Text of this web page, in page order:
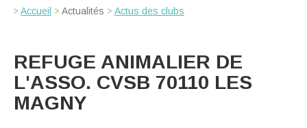
Accueil Actualités Actus des clubs
REFUGE ANIMALIER DE
L'ASSO. CVSB 70110 LES
MAGNY